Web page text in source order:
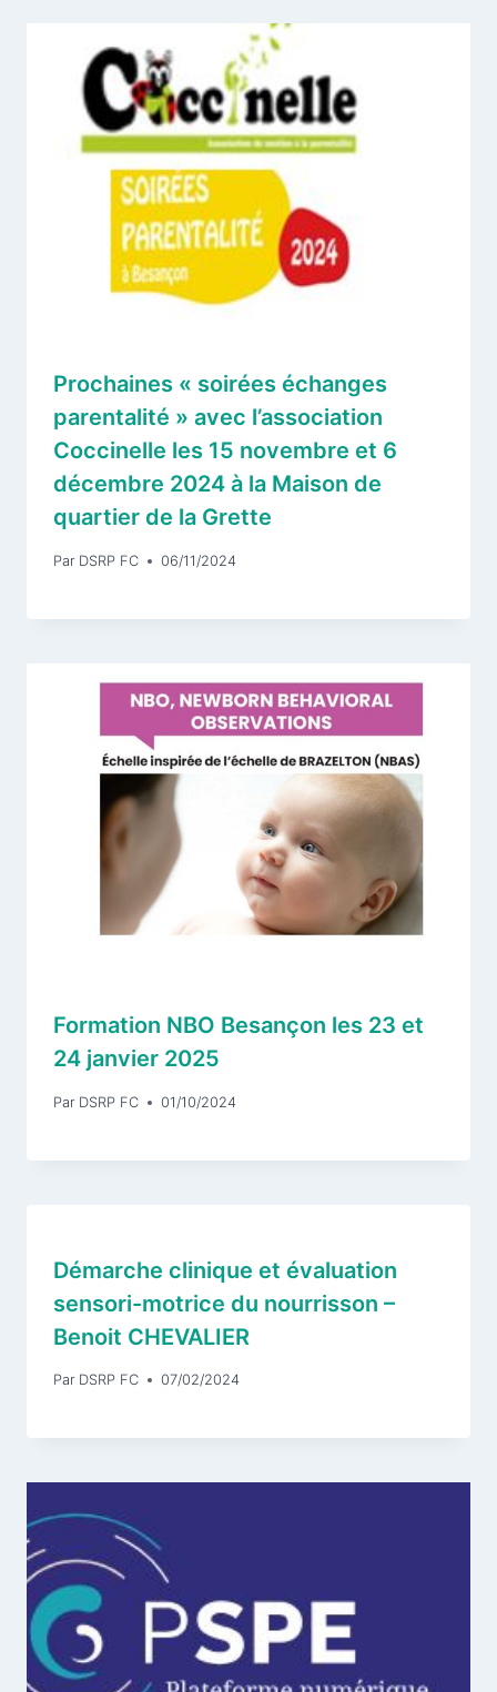
Prochaines « soirées échanges
parentalité » avec l’association
Coccinelle les 15 novembre et 6
décembre 2024 à la Maison de
quartier de la Grette
Par DSRP FC 06/11/2024
Formation NBO Besançon les 23 et
24 janvier 2025
Par DSRP FC 01/10/2024
Démarche clinique et évaluation
sensori-motrice du nourrisson –
Benoit CHEVALIER
Par DSRP FC 07/02/2024